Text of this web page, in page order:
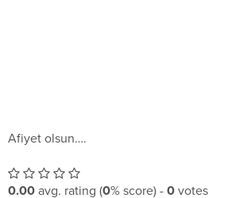
Afiyet olsun….
0.00 avg. rating (0% score) - 0 votes